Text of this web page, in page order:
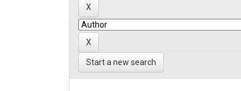
Start a new search